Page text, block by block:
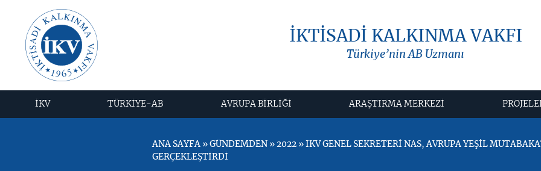
İKTİSADİ KALKINMA VAKFI
Türkiye’nin AB Uzmanı
İKV TÜRKİYE-AB AVRUPA BİRLİĞİ ARAŞTIRMA MERKEZİ
ANA SAYFA » GÜNDEMDEN » 2022 » IKV GENEL SEKRETERİ NAS, AVRUPA YEŞİL
GERÇEKLEŞTİRDİ